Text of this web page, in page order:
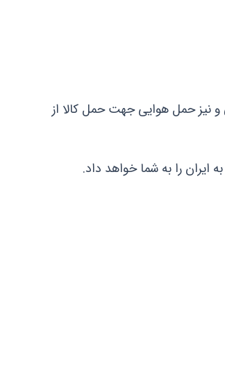
و نیز حمل هوایی جهت حمل کالا از
ایران را به شما خواهد داد.